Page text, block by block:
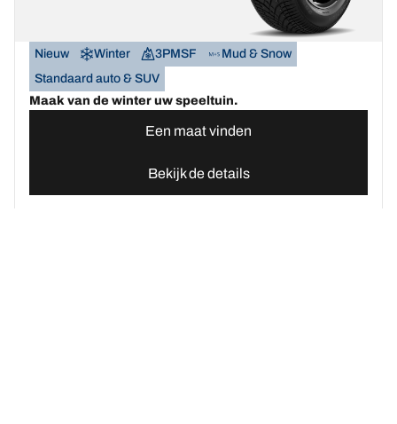
Nieuw Winter 3PMSF
Mud & Snow
Standaard auto & SUV
Maak van de winter uw speeltuin.
Een maat vinden
Bekijk de details